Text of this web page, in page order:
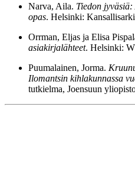
Narva, Aila. Tiedon
opas. Helsinki:
Orrman, Eljas ja Elisa
asiakirjalähteet. Helsinki:
Puumalainen, Jorma.
Ilomantsin kihlakunnassa
tutkielma, Joensuun